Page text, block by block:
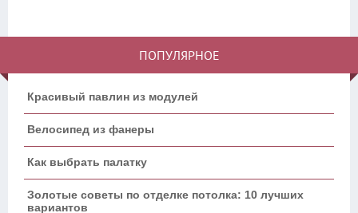
ПОПУЛЯРНОЕ
Красивый павлин из модулей
Велосипед из фанеры
Как выбрать палатку
Золотые советы по отделке потолка: 10 лучших
вариантов